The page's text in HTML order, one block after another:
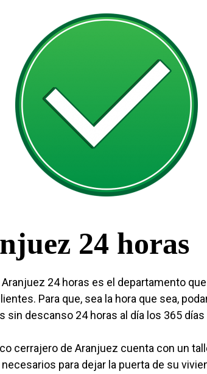
24 horas
24 horas es el departamento
Para que, sea la hora que sea,
sin descanso 24 horas al día los 365 días
cerrajero de Aranjuez cuenta con un
para dejar la puerta de su